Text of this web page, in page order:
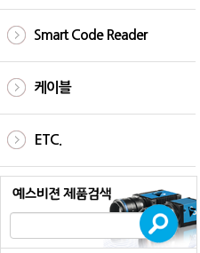
Smart Code Reader
케이블
ETC.